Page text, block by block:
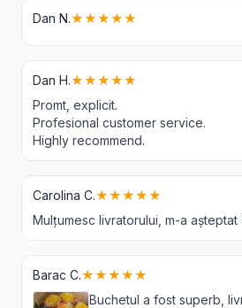
Dan N.★★★★★
Dan H.★★★★★
Promt, explicit.
Profesional customer service.
Highly recommend.
Carolina C.★★★★★
Mulțumesc livratorului, m-a așteptat
Barac C.★★★★★
Buchetul a fost superb,